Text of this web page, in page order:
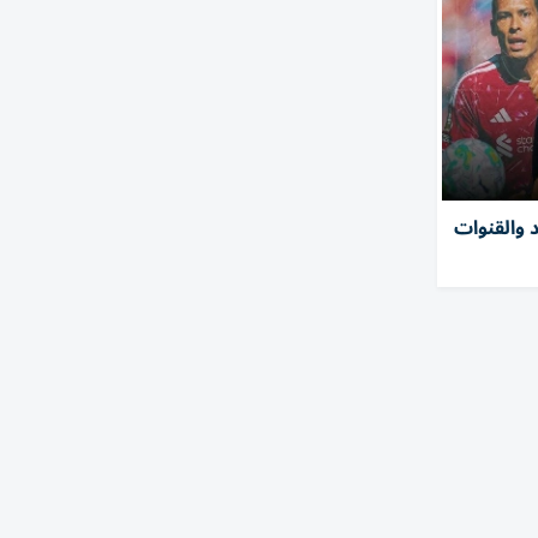
والقنوات